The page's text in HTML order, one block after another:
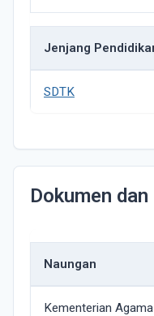
Jenjang
SDTK
Dokumen
Naungan
Kementerian Agama